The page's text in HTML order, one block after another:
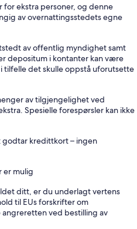
for ekstra personer, og denne
av overnattingsstedets egne
av offentlig myndighet samt
depositum i kontanter kan være
tilfelle det skulle oppstå uforutsette
av tilgjengelighet ved
Spesielle forespørsler kan ikke
kredittkort – ingen
er mulig
ditt, er du underlagt vertens
til EUs forskrifter om
ved bestilling av